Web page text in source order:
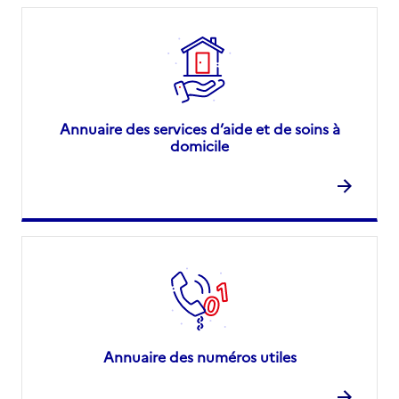
Annuaire des services d’aide et de soins à
domicile
Annuaire des numéros utiles